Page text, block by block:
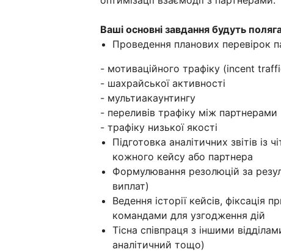
Ваші основні завдання будуть
Проведення планових перевірок
- мотиваційного трафіку (incent
- шахрайської активності
- мультиакаунтингу
- переливів трафіку між партнерами
- трафіку низької якості
Підготовка аналітичних звітів
кожного кейсу або партнера
Формулювання резолюцій за
виплат)
Ведення історії кейсів, фіксація
командами для узгодження дій
Тісна співпраця з іншими
аналітичний тощо)